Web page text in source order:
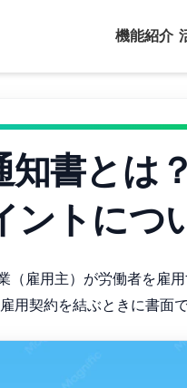
機能紹介
知書とは
ントにつ
（雇用主）が労働者を雇
用契約を結ぶときに書面